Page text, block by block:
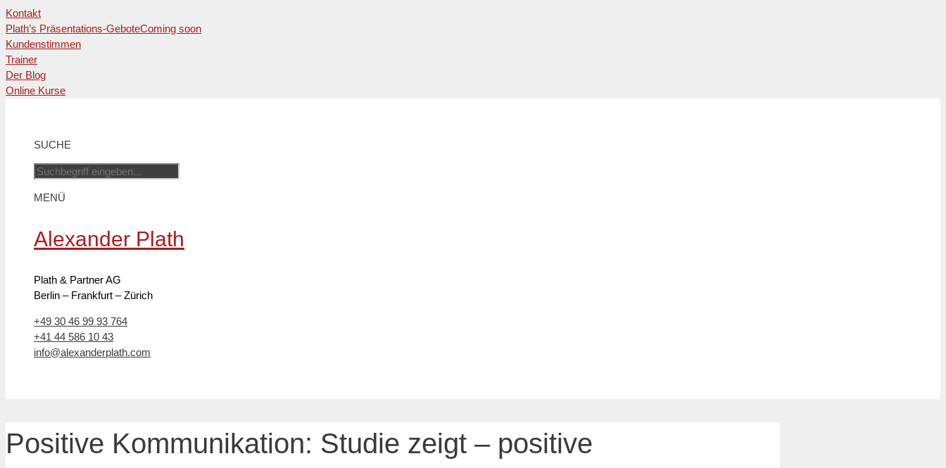
Kontakt
Plath’s Präsentations-GeboteComing soon
Kundenstimmen
Trainer
Der Blog
Online Kurse
SUCHE
MENÜ
Alexander Plath
Plath & Partner AG
Berlin – Frankfurt – Zürich
+49 30 46 99 93 764
+41 44 586 10 43
info@alexanderplath.com
Positive Kommunikation: Studie zeigt – positive